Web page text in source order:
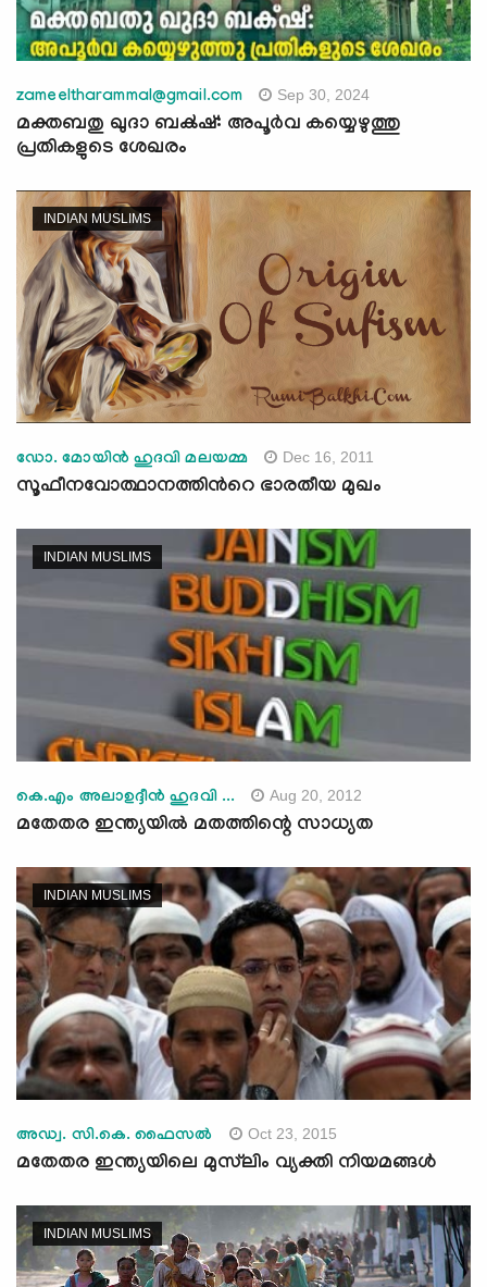
zameeltharammal@gmail.com Sep 30, 2024
മക്തബതു ഖുദാ ബക്‍ഷ്: അപൂർവ കയ്യെഴുത്തു
പ്രതികളുടെ ശേഖരം
INDIAN MUSLIMS
ഡോ. മോയിന്‍ ഹുദവി മലയമ്മ Dec 16, 2011
സൂഫീനവോത്ഥാനത്തിന്‍റെ ഭാരതീയ മുഖം
INDIAN MUSLIMS
കെ.എം അലാഉദ്ദീന്‍ ഹുദവി ... Aug 20, 2012
മതേതര ഇന്ത്യയില്‍ മതത്തിന്റെ സാധ്യത
INDIAN MUSLIMS
അഡ്വ. സി.കെ. ഫൈസല്‍ Oct 23, 2015
മതേതര ഇന്ത്യയിലെ മുസ്‌ലിം വ്യക്തി നിയമങ്ങള്‍
INDIAN MUSLIMS